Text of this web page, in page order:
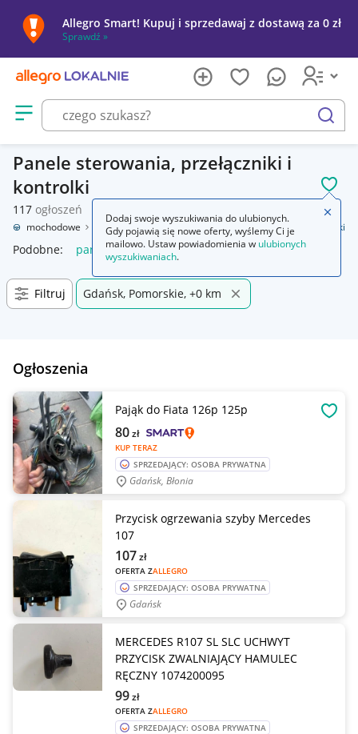
Allegro Smart! Kupuj i sprzedawaj z dostawą za 0 zł
Sprawdź »
Otwórz menu z kategoriami
szukaj
Panele sterowania, przełączniki i
kontrolki
117 ogłoszeń
samochodowe Wyposażenie wnętrza Panele sterowania, przełączniki
Podobne: panele sterowania przełączniki
Filtruj Gdańsk, Pomorskie, +0 km
Ogłoszenia
Pająk do Fiata 126p 125p
KUP TERAZ
80zł
SPRZEDAJĄCY: OSOBA PRYWATNA
Gdańsk, Błonia
Przycisk ogrzewania szyby Mercedes
107
OFERTA ZALLEGRO
107zł
SPRZEDAJĄCY: OSOBA PRYWATNA
Gdańsk
MERCEDES R107 SL SLC UCHWYT
PRZYCISK ZWALNIAJĄCY HAMULEC
RĘCZNY 1074200095
OFERTA ZALLEGRO
99zł
SPRZEDAJĄCY: OSOBA PRYWATNA
Dodaj swoje wyszukiwania do ulubionych.
Gdy pojawią się nowe oferty, wyślemy Ci je
mailowo. Ustaw powiadomienia w ulubionych
wyszukiwaniach.